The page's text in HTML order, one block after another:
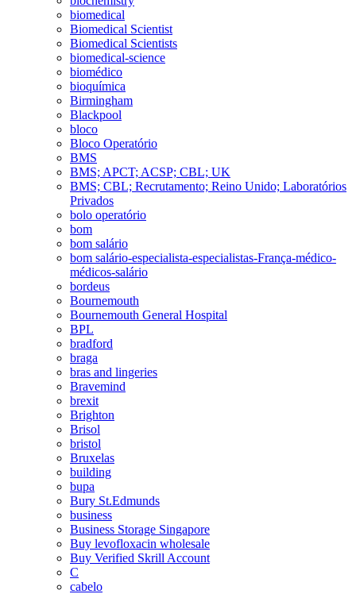
biomedical
Biomedical Scientist
Biomedical Scientists
biomedical-science
biomédico
bioquímica
Birmingham
Blackpool
bloco
Bloco Operatório
BMS
BMS; APCT; ACSP; CBL; UK
BMS; CBL; Recrutamento; Reino Unido; Laboratórios
Privados
bolo operatório
bom
bom salário
bom salário-especialista-especialistas-França-médico-
médicos-salário
bordeus
Bournemouth
Bournemouth General Hospital
BPL
bradford
braga
bras and lingeries
Bravemind
brexit
Brighton
Brisol
bristol
Bruxelas
building
bupa
Bury St.Edmunds
business
Business Storage Singapore
Buy levofloxacin wholesale
Buy Verified Skrill Account
C
cabelo